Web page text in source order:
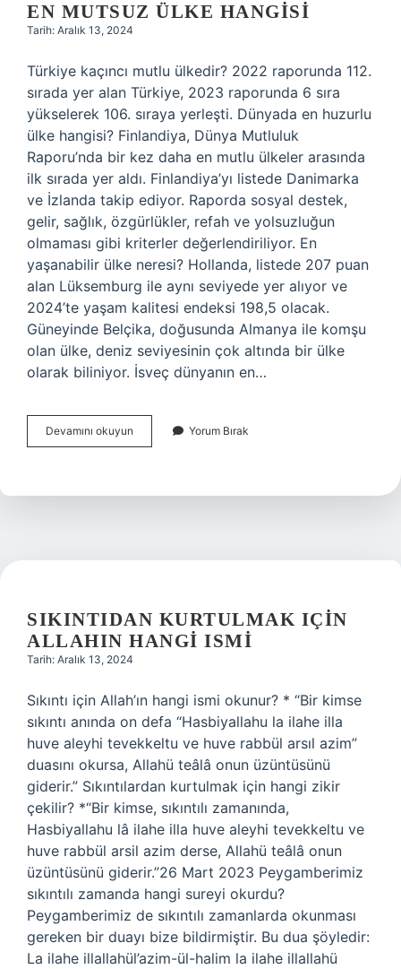
EN MUTSUZ ÜLKE HANGISI
Tarih: Aralık 13, 2024
Türkiye kaçıncı mutlu ülkedir? 2022 raporunda 112.
sırada yer alan Türkiye, 2023 raporunda 6 sıra
yükselerek 106. sıraya yerleşti. Dünyada en huzurlu
ülke hangisi? Finlandiya, Dünya Mutluluk
Raporu’nda bir kez daha en mutlu ülkeler arasında
ilk sırada yer aldı. Finlandiya’yı listede Danimarka
ve İzlanda takip ediyor. Raporda sosyal destek,
gelir, sağlık, özgürlükler, refah ve yolsuzluğun
olmaması gibi kriterler değerlendiriliyor. En
yaşanabilir ülke neresi? Hollanda, listede 207 puan
alan Lüksemburg ile aynı seviyede yer alıyor ve
2024’te yaşam kalitesi endeksi 198,5 olacak.
Güneyinde Belçika, doğusunda Almanya ile komşu
olan ülke, deniz seviyesinin çok altında bir ülke
olarak biliniyor. İsveç dünyanın en…
Devamını okuyun
Mutsuz
Yorum Bırak
SIKINTIDAN KURTULMAK IÇIN
ALLAHIN HANGI ISMI
Tarih: Aralık 13, 2024
Sıkıntı için Allah’ın hangi ismi okunur? * “Bir kimse
sıkıntı anında on defa “Hasbiyallahu la ilahe illa
huve aleyhi tevekkeltu ve huve rabbül arsıl azim”
duasını okursa, Allahü teâlâ onun üzüntüsünü
giderir.” Sıkıntılardan kurtulmak için hangi zikir
çekilir? *“Bir kimse, sıkıntılı zamanında,
Hasbiyallahu lâ ilahe illa huve aleyhi tevekkeltu ve
huve rabbül arsil azim derse, Allahü teâlâ onun
üzüntüsünü giderir.”26 Mart 2023 Peygamberimiz
sıkıntılı zamanda hangi sureyi okurdu?
Peygamberimiz de sıkıntılı zamanlarda okunması
gereken bir duayı bize bildirmiştir. Bu dua şöyledir:
La ilahe illallahül’azim-ül-halim la ilahe illallahü